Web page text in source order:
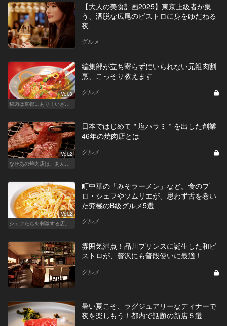
【大人の美食計画2025】東京上級者が集
う、洒脱な広尾のビストロに身をゆだねる
夜
グルメ
Vol.3
秘肉は京都にあり！いざ肉食京都への旅
編集部が立ち寄らずにいられない元祖肉割
烹、こっそり教えます
グルメ
Vol.2
なぜあの焼肉店は、あんなに安くて旨いのか？
日本ではじめて＂塩ハラミ＂を出した創業
46年の焼肉店とは
グルメ
Vol.2
シェフたちを刺激する店。
町中華の「みそラーメン」など。食のプ
ロ・シェフやソムリエが、思わず舌を巻い
た究極のB級グルメ5選
グルメ
雰囲気満点！品川プリンスに誕生した和ビ
ストロが、贅沢にも普段使いに最適！
グルメ
暑い夏こそ、ラグジュアリーなディナーで
夜を楽しもう！都内で話題の新店５選